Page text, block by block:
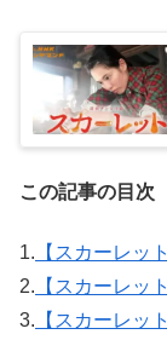
この記事の目次
1. 【スカーレッ
2. 【スカーレッ
3. 【スカーレッ